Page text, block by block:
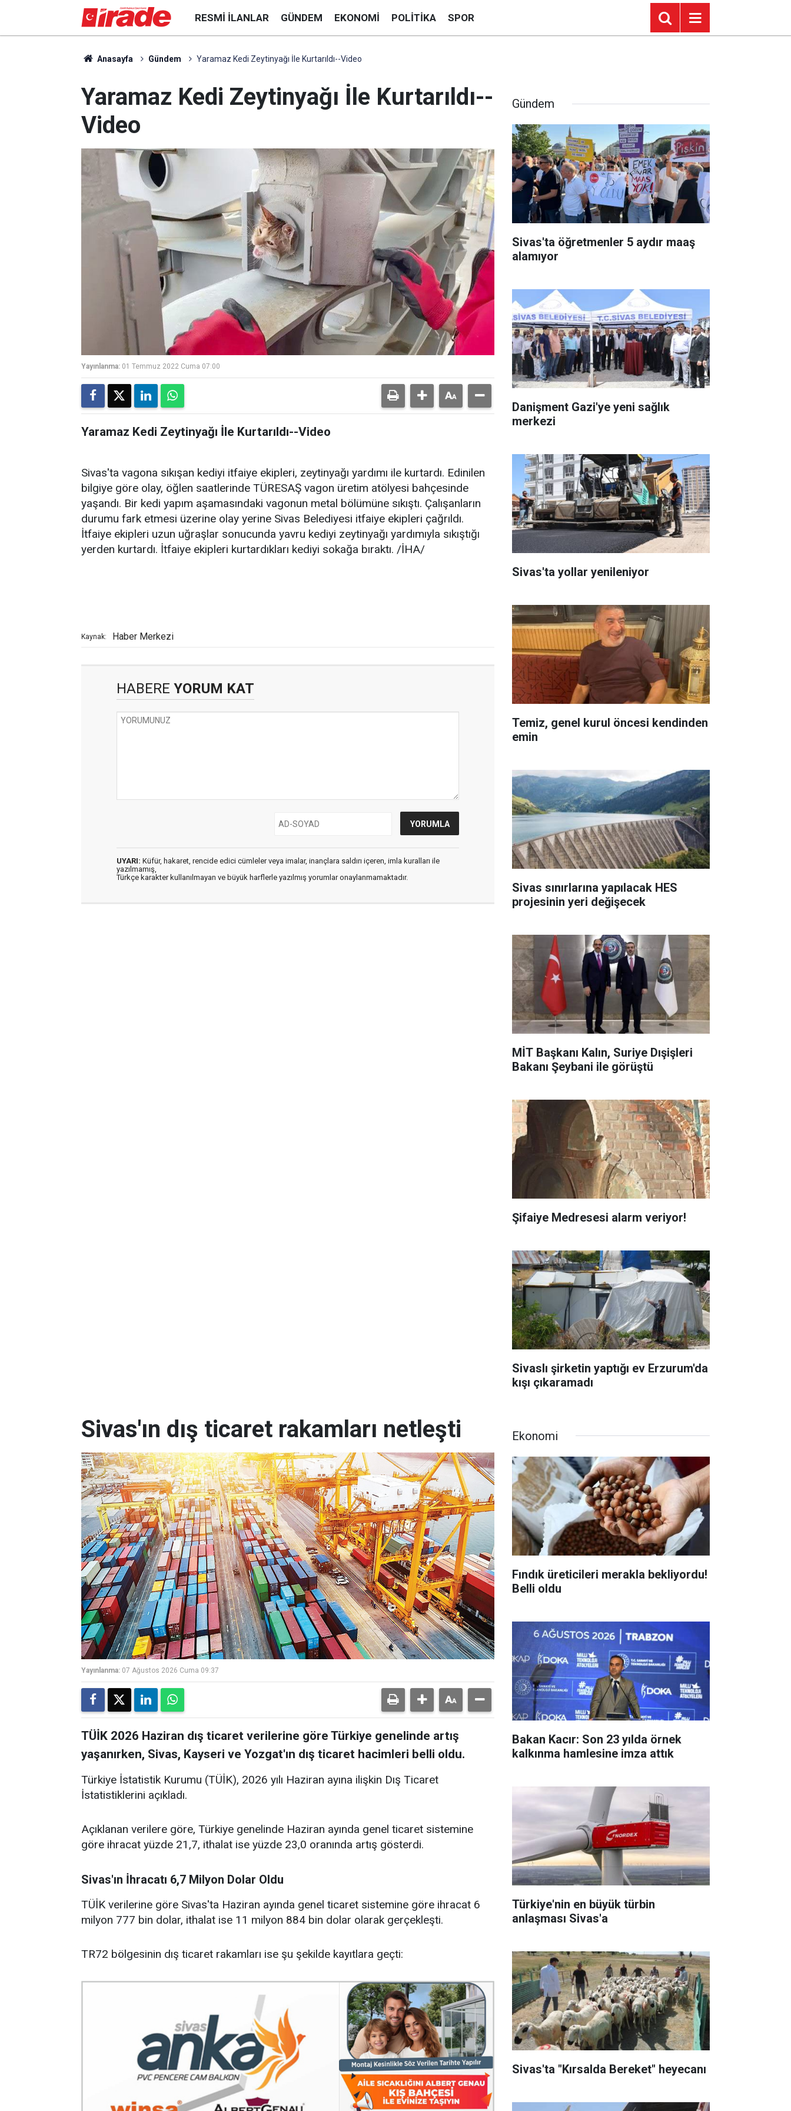
RESMI İLANLAR GÜNDEM EKONOMI POLITIKA SPOR
Anasayfa Gündem Yaramaz Kedi Zeytinyağı İle Kurtarıldı--Video
Yaramaz Kedi Zeytinyağı İle Kurtarıldı--
Video
Yayınlanma: 01 Temmuz 2022 Cuma 07:00
Yaramaz Kedi Zeytinyağı İle Kurtarıldı--Video
Sivas'ta vagona sıkışan kediyi itfaiye ekipleri, zeytinyağı yardımı ile kurtardı. Edinilen
bilgiye göre olay, öğlen saatlerinde TÜRESAŞ vagon üretim atölyesi bahçesinde
yaşandı. Bir kedi yapım aşamasındaki vagonun metal bölümüne sıkıştı. Çalışanların
durumu fark etmesi üzerine olay yerine Sivas Belediyesi itfaiye ekipleri çağrıldı.
İtfaiye ekipleri uzun uğraşlar sonucunda yavru kediyi zeytinyağı yardımıyla sıkıştığı
yerden kurtardı. İtfaiye ekipleri kurtardıkları kediyi sokağa bıraktı. /İHA/
Kaynak: Haber Merkezi
HABERE YORUM KAT
UYARI: Küfür, hakaret, rencide edici cümleler veya imalar, inançlara saldırı içeren, imla kuralları ile
yazılmamış,
Türkçe karakter kullanılmayan ve büyük harflerle yazılmış yorumlar onaylanmamaktadır.
Gündem
Sivas'ta öğretmenler 5 aydır maaş
alamıyor
Danişment Gazi'ye yeni sağlık
merkezi
Sivas'ta yollar yenileniyor
Temiz, genel kurul öncesi kendinden
emin
Sivas sınırlarına yapılacak HES
projesinin yeri değişecek
MİT Başkanı Kalın, Suriye Dışişleri
Bakanı Şeybani ile görüştü
Şifaiye Medresesi alarm veriyor!
Sivaslı şirketin yaptığı ev Erzurum'da
kışı çıkaramadı
Sivas'ın dış ticaret rakamları netleşti
Yayınlanma: 07 Ağustos 2026 Cuma 09:37
TÜİK 2026 Haziran dış ticaret verilerine göre Türkiye genelinde artış
yaşanırken, Sivas, Kayseri ve Yozgat'ın dış ticaret hacimleri belli oldu.
Türkiye İstatistik Kurumu (TÜİK), 2026 yılı Haziran ayına ilişkin Dış Ticaret
İstatistiklerini açıkladı.
Açıklanan verilere göre, Türkiye genelinde Haziran ayında genel ticaret sistemine
göre ihracat yüzde 21,7, ithalat ise yüzde 23,0 oranında artış gösterdi.
Sivas'ın İhracatı 6,7 Milyon Dolar Oldu
TÜİK verilerine göre Sivas'ta Haziran ayında genel ticaret sistemine göre ihracat 6
milyon 777 bin dolar, ithalat ise 11 milyon 884 bin dolar olarak gerçekleşti.
TR72 bölgesinin dış ticaret rakamları ise şu şekilde kayıtlara geçti:
Ekonomi
Fındık üreticileri merakla bekliyordu!
Belli oldu
Bakan Kacır: Son 23 yılda örnek
kalkınma hamlesine imza attık
Türkiye'nin en büyük türbin
anlaşması Sivas'a
Sivas'ta "Kırsalda Bereket" heyecanı